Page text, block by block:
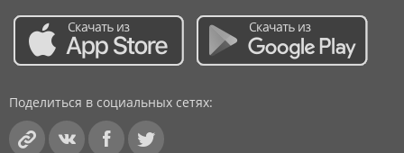
Поделиться в социальных сетях: